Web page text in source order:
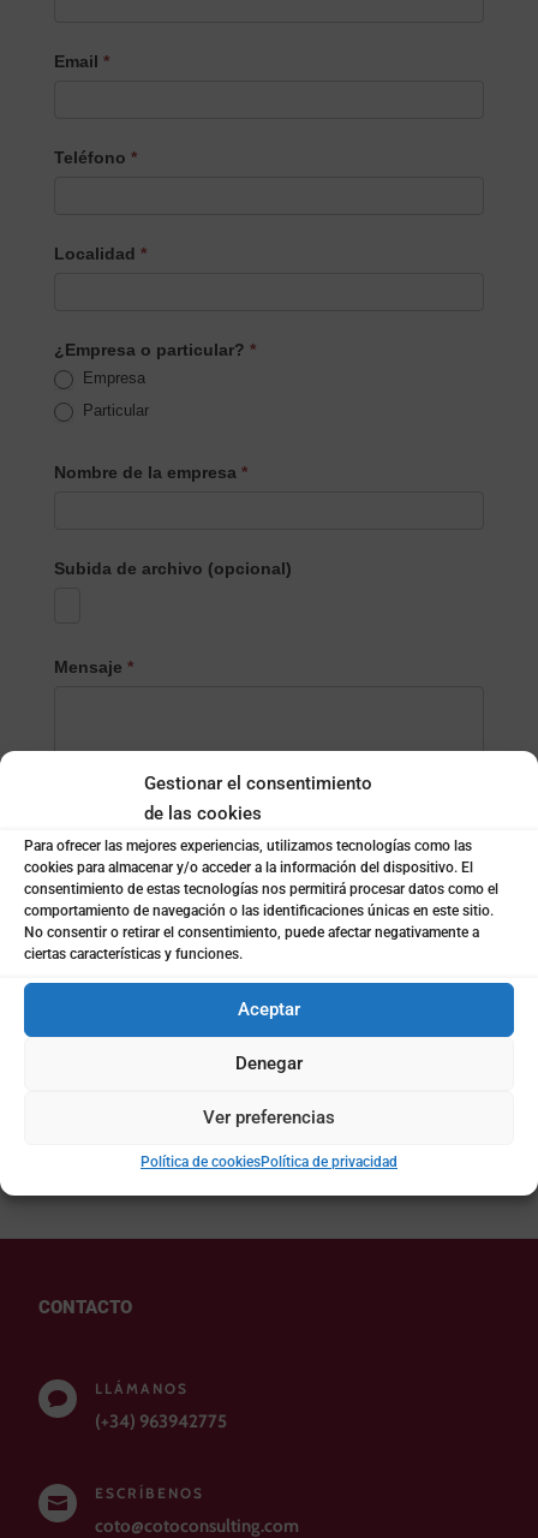
Gestionar el consentimiento
de las cookies
Para ofrecer las mejores experiencias, utilizamos tecnologías como las
cookies para almacenar y/o acceder a la información del dispositivo. El
consentimiento de estas tecnologías nos permitirá procesar datos como el
comportamiento de navegación o las identificaciones únicas en este sitio.
No consentir o retirar el consentimiento, puede afectar negativamente a
ciertas características y funciones.
Aceptar
Denegar
Ver preferencias
Política de cookiesPolítica de privacidad
Email *
Teléfono *
Localidad *
¿Empresa o particular? *
Empresa
Particular
Nombre de la empresa *
Subida de archivo (opcional)
Mensaje *
Política de privacidad *
He leído y acepto los términos de lapolítica de
Privacidad de Coto Consulting
Notificaciones
CONTACTO

LLÁMANOS
(+34) 963942775

ESCRÍBENOS
coto@cotoconsulting.com